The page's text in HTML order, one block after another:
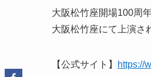
大阪松竹座開場100周
大阪松竹座にて上演さ
【公式サイト】 https://